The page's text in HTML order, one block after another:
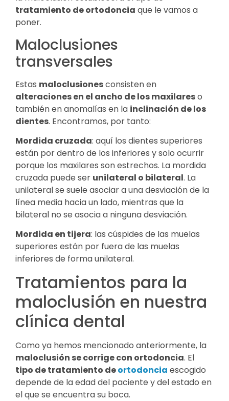
tratamiento de ortodoncia que le vamos a
poner.
Maloclusiones
transversales
Estas maloclusionesconsisten en
alteraciones en el ancho de los maxilareso
también en anomalías en la inclinación de los
dientes. Encontramos, por tanto:
Mordida cruzada: aquí los dientes superiores
están por dentro de los inferiores y solo ocurrir
porque los maxilares son estrechos. La mordida
cruzada puede ser unilateral o bilateral. La
unilateral se suele asociar a una desviación de la
línea media hacia un lado, mientras que la
bilateral no se asocia a ninguna desviación.
Mordida en tijera: las cúspides de las muelas
superiores están por fuera de las muelas
inferiores de forma unilateral.
Tratamientos para la
maloclusión en nuestra
clínica dental
Como ya hemos mencionado anteriormente, la
maloclusión se corrige con ortodoncia. El
tipo de tratamiento deortodoncia escogido
depende de la edad del paciente y del estado en
el que se encuentra su boca.